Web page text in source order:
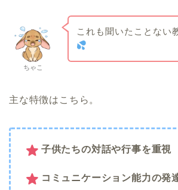
ちゃこ
これも聞いたことない
主な特徴はこちら。
子供たちの対話や行事を重視
コミュニケーション能力の発